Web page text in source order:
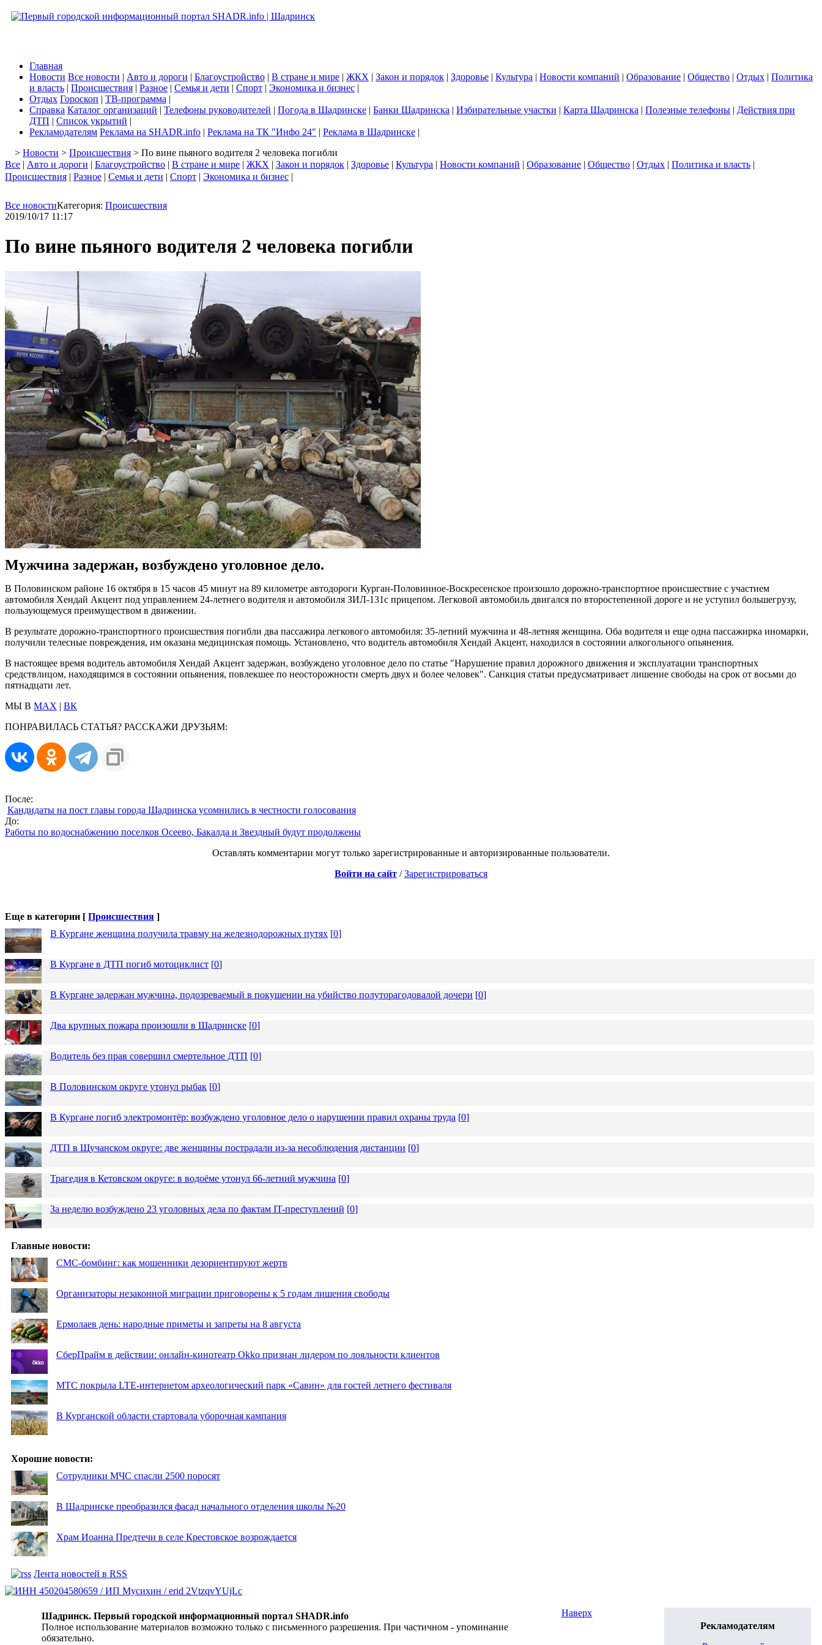
Главная
Новости Все новости | Авто и дороги | Благоустройство | В стране и мире | ЖКХ | Закон и порядок | Здоровье | Культура | Новости компаний | Образование | Общество | Отдых | Политика
и власть | Происшествия | Разное | Семья и дети | Спорт | Экономика и бизнес |
Отдых Гороскоп | ТВ-программа |
Справка Каталог организаций | Телефоны руководителей | Погода в Шадринске | Банки Шадринска | Избирательные участки | Карта Шадринска | Полезные телефоны | Действия при
ДТП | Список укрытий |
Рекламодателям Реклама на SHADR.info | Реклама на ТК "Инфо 24" | Реклама в Шадринске |
> Новости > Происшествия > По вине пьяного водителя 2 человека погибли
Все | Авто и дороги | Благоустройство | В стране и мире | ЖКХ | Закон и порядок | Здоровье | Культура | Новости компаний | Образование | Общество | Отдых | Политика и власть |
Происшествия | Разное | Семья и дети | Спорт | Экономика и бизнес |
Все новостиКатегория: Происшествия
2019/10/17 11:17
По вине пьяного водителя 2 человека погибли
Мужчина задержан, возбуждено уголовное дело.
В Половинском районе 16 октября в 15 часов 45 минут на 89 километре автодороги Курган-Половинное-Воскресенское произошло дорожно-транспортное происшествие с участием
автомобиля Хендай Акцент под управлением 24-летнего водителя и автомобиля ЗИЛ-131с прицепом. Легковой автомобиль двигался по второстепенной дороге и не уступил большегрузу,
пользующемуся преимуществом в движении.
В результате дорожно-транспортного происшествия погибли два пассажира легкового автомобиля: 35-летний мужчина и 48-летняя женщина. Оба водителя и еще одна пассажирка иномарки,
получили телесные повреждения, им оказана медицинская помощь. Установлено, что водитель автомобиля Хендай Акцент, находился в состоянии алкогольного опьянения.
В настоящее время водитель автомобиля Хендай Акцент задержан, возбуждено уголовное дело по статье "Нарушение правил дорожного движения и эксплуатации транспортных
средствлицом, находящимся в состоянии опьянения, повлекшее по неосторожности смерть двух и более человек". Санкция статьи предусматривает лишение свободы на срок от восьми до
пятнадцати лет.
МЫ В MAX | ВК
ПОНРАВИЛАСЬ СТАТЬЯ? РАССКАЖИ ДРУЗЬЯМ:
После:
Кандидаты на пост главы города Шадринска усомнились в честности голосования
До:
Работы по водоснабжению поселков Осеево, Бакалда и Звездный будут продолжены
Оставлять комментарии могут только зарегистрированные и авторизированные пользователи.
Войти на сайт /Зарегистрироваться
Еще в категории [ Происшествия ]
В Кургане женщина получила травму на железнодорожных путях [0]
В Кургане в ДТП погиб мотоциклист [0]
В Кургане задержан мужчина, подозреваемый в покушении на убийство полуторагодовалой дочери [0]
Два крупных пожара произошли в Шадринске [0]
Водитель без прав совершил смертельное ДТП [0]
В Половинском округе утонул рыбак [0]
В Кургане погиб электромонтёр: возбуждено уголовное дело о нарушении правил охраны труда [0]
ДТП в Щучанском округе: две женщины пострадали из-за несоблюдения дистанции [0]
Трагедия в Кетовском округе: в водоёме утонул 66-летний мужчина [0]
За неделю возбуждено 23 уголовных дела по фактам IT-преступлений [0]
Главные новости:
СМС-бомбинг: как мошенники дезориентируют жертв
Организаторы незаконной миграции приговорены к 5 годам лишения свободы
Ермолаев день: народные приметы и запреты на 8 августа
СберПрайм в действии: онлайн-кинотеатр Okko признан лидером по лояльности клиентов
МТС покрыла LTE-интернетом археологический парк «Савин» для гостей летнего фестиваля
В Курганской области стартовала уборочная кампания
Хорошие новости:
Сотрудники МЧС спасли 2500 поросят
В Шадринске преобразился фасад начального отделения школы №20
Храм Иоанна Предтечи в селе Крестовское возрождается
Лента новостей в RSS
Шадринск. Первый городской информационный портал SHADR.info
Полное использование материалов возможно только с письменного разрешения. При частичном - упоминание
обязательно.
Рекламодателям
Наверх